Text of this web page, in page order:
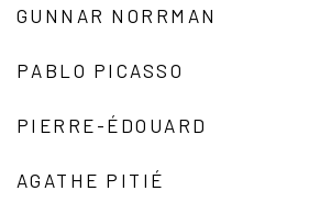
GUNNAR NORRMAN
PABLO PICASSO
PIERRE-ÉDOUARD
AGATHE PITIÉ